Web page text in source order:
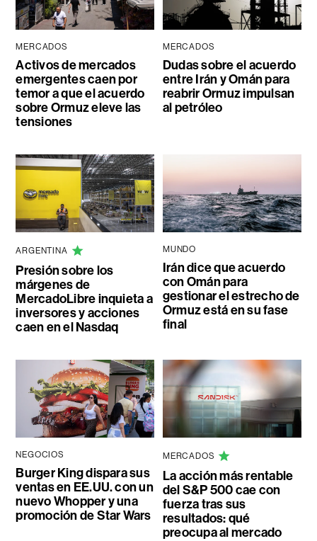
MERCADOS
Activos de mercados
emergentes caen por
temor a que el acuerdo
sobre Ormuz eleve las
tensiones
MERCADOS
Dudas sobre el acuerdo
entre Irán y Omán para
reabrir Ormuz impulsan
al petróleo
ARGENTINA
Presión sobre los
márgenes de
MercadoLibre inquieta a
inversores y acciones
caen en el Nasdaq
MUNDO
Irán dice que acuerdo
con Omán para
gestionar el estrecho de
Ormuz está en su fase
final
NEGOCIOS
Burger King dispara sus
ventas en EE.UU. con un
nuevo Whopper y una
promoción de Star Wars
MERCADOS
La acción más rentable
del S&P 500 cae con
fuerza tras sus
resultados: qué
preocupa al mercado